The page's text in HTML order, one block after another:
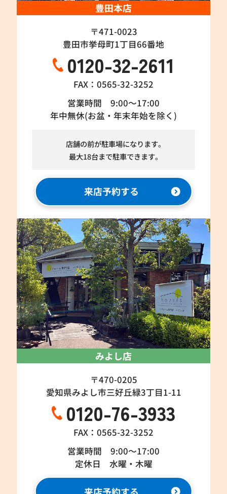
豊田本店
〒471-0023
豊田市挙母町1丁目66番地
0120-32-2611
FAX：0565-32-3252
営業時間 9:00～17:00
年中無休(お盆・年末年始を除く)
店舗の前が駐車場になります。
最大18台まで駐車できます。
来店予約する
みよし店
〒470-0205
愛知県みよし市三好丘緑3丁目1-11
0120-76-3933
FAX：0565-32-3252
営業時間 9:00～17:00
定休日 水曜・木曜
来店予約する